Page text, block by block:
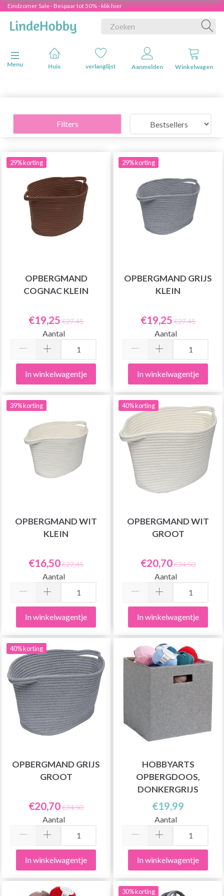
Eindzomer Sale - Bespaar tot 50% - klik hier
Navigatie in-/uitschakelen
Menu
Huis verlanglijst Aanmelden Winkelwagen
Filters
29% korting
OPBERGMAND
COGNAC KLEIN
€19,25 €27,45
Aantal
In winkelwagentje
29% korting
OPBERGMAND GRIJS
KLEIN
€19,25 €27,45
Aantal
In winkelwagentje
39% korting
OPBERGMAND WIT
KLEIN
€16,50€27,45
Aantal
In winkelwagentje
40% korting
OPBERGMAND WIT
GROOT
€20,70€34,50
Aantal
In winkelwagentje
40% korting
OPBERGMAND GRIJS
GROOT
€20,70€34,50
Aantal
In winkelwagentje
HOBBYARTS
OPBERGDOOS,
DONKERGRIJS
€19,99
Aantal
In winkelwagentje
30% korting